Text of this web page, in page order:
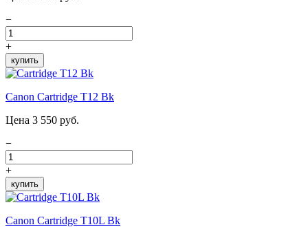
−
+
купить
Canon Cartridge T12 Bk
Цена 3 550 руб.
−
+
купить
Canon Cartridge T10L Bk